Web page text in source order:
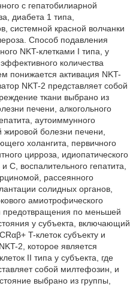
с гепатобилиарной
диабета 1 типа,
системной красной волчанки
Способ подавления
NKT-клетками I типа, у
количества
понижается активация NKT-
NKT-2 представляет собой
ткани выбрано из
печени, алкогольного
аутоиммунного
жировой болезни печени,
холангита, первичного
цирроза, идиопатического
C, воспалительного гепатита,
рассеянного
солидных органов,
амиотрофического
предотвращения по меньшей
у субъекта, включающий
T-клеток субъекту и
2, которое является
II типа у субъекта, где
собой милтефозин, и
выбрано из группы,